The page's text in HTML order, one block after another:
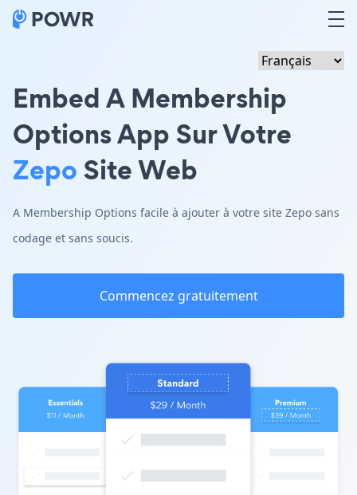
Embed A Membership
Options App Sur Votre
ZepoSite Web
A Membership Options facile à ajouter à votre site Zepo sans
codage et sans soucis.
Commencez gratuitement